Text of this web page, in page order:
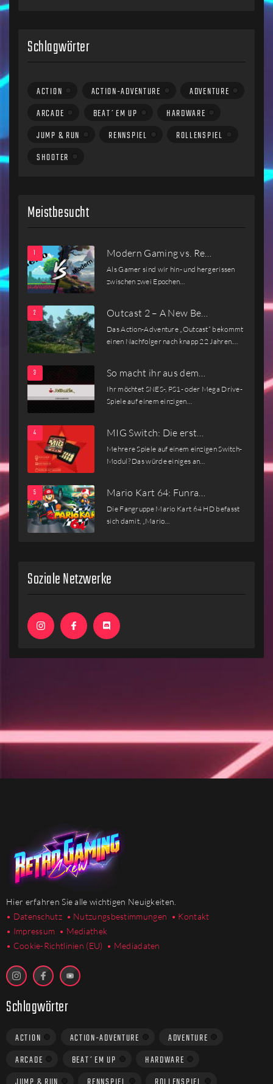
Schlagwörter
ACTION ACTION-ADVENTURE
ADVENTURE
ARCADE
BEAT´EM UP
HARDWARE
JUMP & RUN
RENNSPIEL
ROLLENSPIEL
SHOOTER
Meistbesucht
Modern Gaming vs. Re…
Als Gamer sind wir hin- und hergerissen
zwischen zwei Epochen…
Outcast 2 – A New Be…
Das Action-Adventure „Outcast“ bekommt
einen Nachfolger nach knapp 22 Jahren.…
So macht ihr aus dem…
Ihr möchtet SNES-, PS1- oder Mega Drive-
Spiele auf einem einzigen…
MIG Switch: Die erst…
Mehrere Spiele auf einem einzigen Switch-
Modul? Das würde einiges an…
Mario Kart 64: Funra…
Die Fangruppe Mario Kart 64 HD befasst
sich damit, „Mario…
Soziale Netzwerke
Hier erfahren Sie alle wichtigen Neuigkeiten.
• Datenschutz • Nutzungsbestimmungen • Kontakt
• Impressum • Mediathek
• Cookie-Richtlinien (EU) • Mediadaten
Schlagwörter
ACTION ACTION-ADVENTURE
ADVENTURE
ARCADE
BEAT´EM UP
HARDWARE